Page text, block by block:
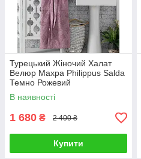
Турецький Жіночий Халат
Велюр Махра Philippus Salda
Темно Рожевий
В наявності
1 680 ₴ 2 400 ₴
Купити